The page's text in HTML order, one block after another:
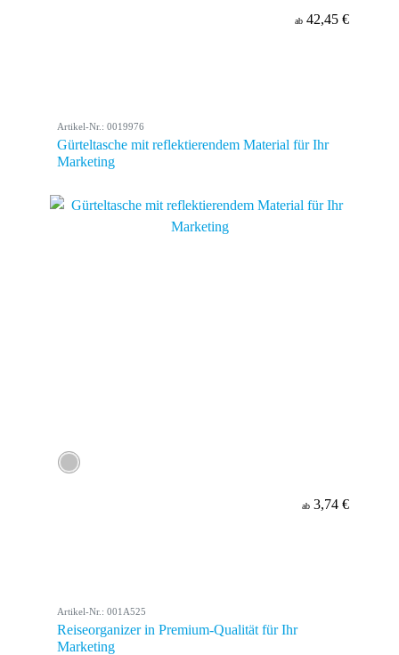
ab 42,45 €
Artikel-Nr.: 0019976
Gürteltasche mit reflektierendem Material für Ihr
Marketing
ab 3,74 €
Artikel-Nr.: 001A525
Reiseorganizer in Premium-Qualität für Ihr
Marketing